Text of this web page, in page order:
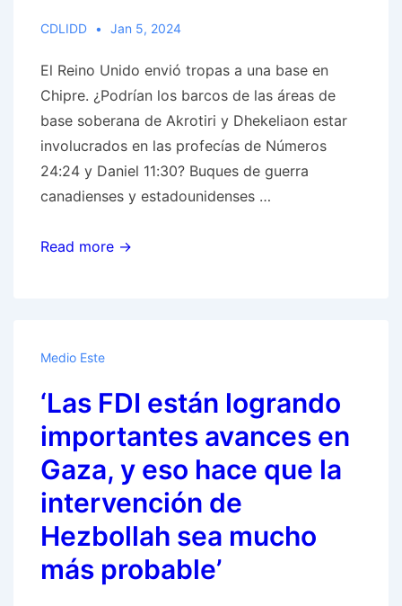
el
Reino
de
Dios
es
la
solución
CDLIDD Jan 5, 2024
El Reino Unido envió tropas a una base en
Chipre. ¿Podrían los barcos de las áreas de
base soberana de Akrotiri y Dhekeliaon estar
involucrados en las profecías de Números
24:24 y Daniel 11:30? Buques de guerra
canadienses y estadounidenses …
El
una
base
en
Chipre.
¿Podrían
los
barcos
de
Read more →
Medio Este
‘Las FDI están logrando
importantes avances en
Gaza, y eso hace que la
intervención de
Hezbollah sea mucho
más probable’